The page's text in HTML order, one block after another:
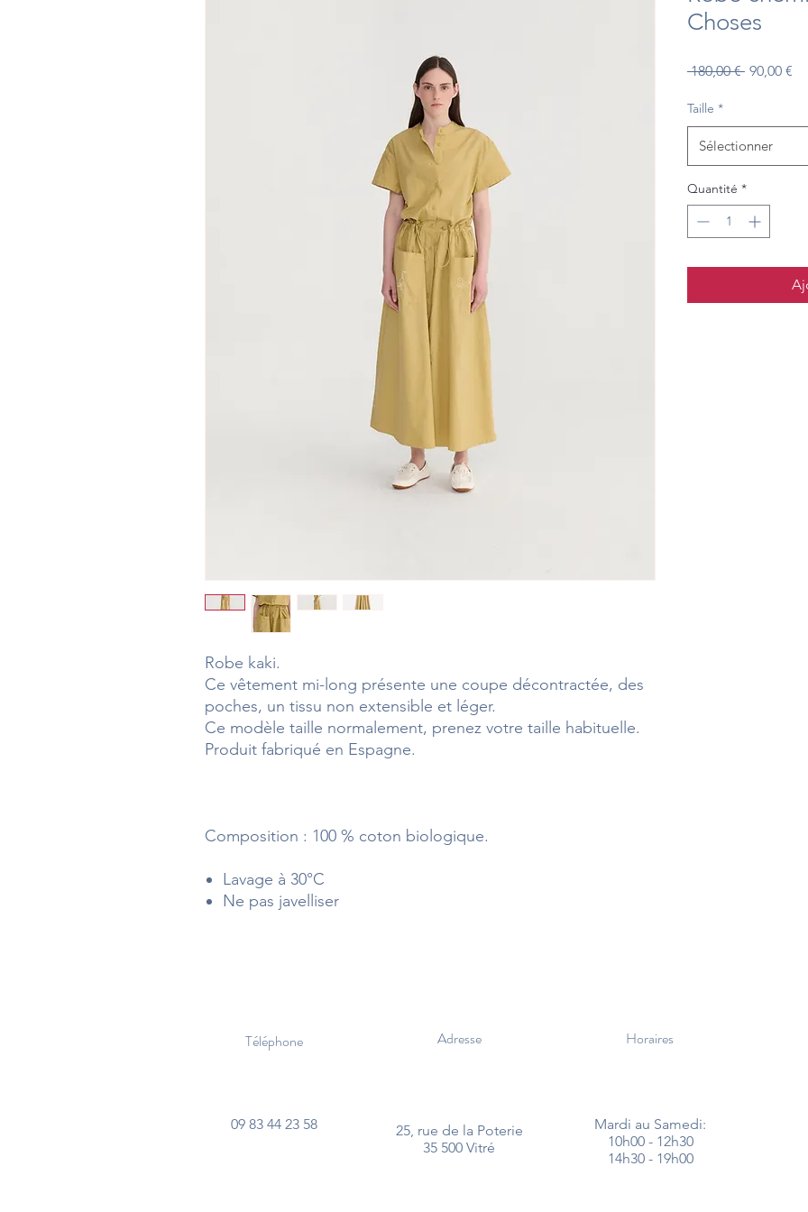
Robe kaki.
Ce vêtement mi-long présente une coupe décontractée, des
poches, un tissu non extensible et léger.
Ce modèle taille normalement, prenez votre taille habituelle.
Produit fabriqué en Espagne.
Composition : 100 % coton biologique.
Lavage à 30°C
Ne pas javelliser
Choses
180,00 € Prix
90,00 €
Taille *
Sélectionner
Quantité *
Téléphone Adresse
09 83 44 23 58
25, rue de la Poterie
35 500 Vitré
Mardi au Samedi:
10h00 - 12h30
14h30 - 19h00
Horaires